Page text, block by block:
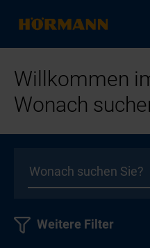
Willkommen
Wonach
Weitere Filter